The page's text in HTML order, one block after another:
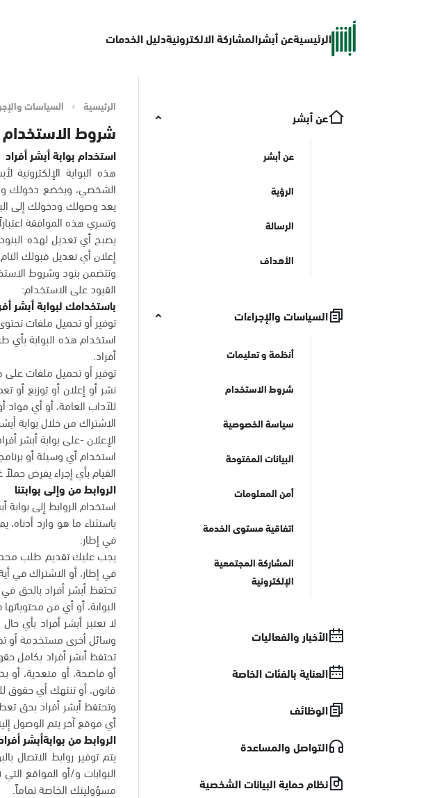
الرئيسيةعن أبشرالمشاركة الالكترونيةدليل الخدمات
عن أبشر
عن أبشر
الرؤية
الرسالة
الأهداف
السياسات والإجراءات
أنظمة و تعليمات
شروط الاستخدام
سياسة الخصوصية
البيانات المفتوحة
أمن المعلومات
اتفاقية مستوى الخدمة
المشاركة المجتمعية
الإلكترونية
الأخبار والفعاليات
العناية بالفئات الخاصة
الوظائف
التواصل والمساعدة
نظام حماية البيانات الشخصية
الرئيسية السياسات
شروط الاستخدام
استخدام بوابة أبشر أفراد
هذه البوابة الإلكترونية
الشخصي، ويخضع دخولك
يعد وصولك ودخولك إلى
وتسري هذه الموافقة
يصبح أي تعديل لهذه
إعلان أي تعديل قبولك
وتتضمن بنود وشروط
القيود على الاستخدام:
باستخدامك لبوابة أبشر
توفير أو تحميل ملفات
استخدام هذه البوابة بأي
أفراد.
توفير أو تحميل ملفات على
نشر أو إعلان أو توزيع أو
للآداب العامة، أو أي مواد
الاشتراك من خلال بوابة
الإعلان -على بوابة أبشر
استخدام أي وسيلة أو
القيام بأي إجراء يفرض
الروابط من وإلى بوابتنا
استخدام الروابط إلى بوابة
باستثناء ما هو وارد
في إطار.
يجب عليك تقديم طلب
في إطار، أو الاشتراك في
تحتفظ أبشر أفراد بالحق
البوابة، أو أي من
لا تعتبر أبشر أفراد بأي
وسائل أخرى مستخدمة أو
تحتفظ أبشر أفراد بكامل
أو فاضحة، أو متعدية، أو
قانون، أو تنتهك أي حقوق
وتحتفظ أبشر أفراد بحق
أي موقع آخر يتم الوصول
الروابط من بوابةأبشر
يتم توفير روابط
البوابات و/أو المواقع
مسؤوليتك الخاصة تماماً.